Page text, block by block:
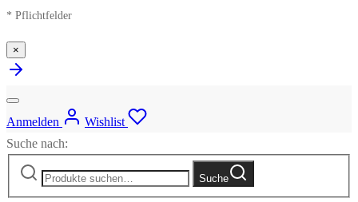
* Pflichtfelder
×
Anmelden
Wishlist
Suche nach:
Suche